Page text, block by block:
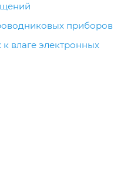
приборов
к влаге электронных